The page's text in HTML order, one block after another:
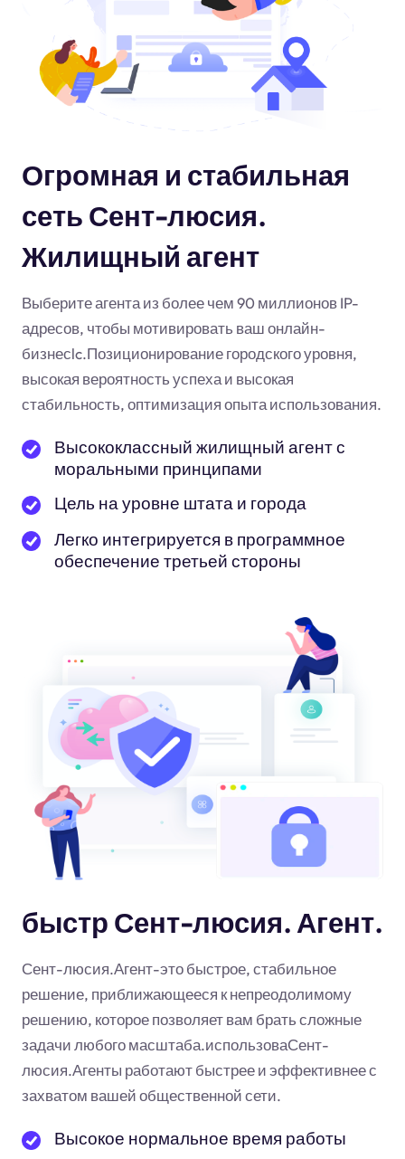
Огромная и стабильная
сеть Сент-люсия.
Жилищный агент
Выберите агента из более чем 90 миллионов IP-
адресов, чтобы мотивировать ваш онлайн-
бизнесlc.Позиционирование городского уровня,
высокая вероятность успеха и высокая
стабильность, оптимизация опыта использования.
Высококлассный жилищный агент с
моральными принципами
Цель на уровне штата и города
Легко интегрируется в программное
обеспечение третьей стороны
быстр Сент-люсия. Агент.
Сент-люсия.Агент-это быстрое, стабильное
решение, приближающееся к непреодолимому
решению, которое позволяет вам брать сложные
задачи любого масштаба.использоваСент-
люсия.Агенты работают быстрее и эффективнее с
захватом вашей общественной сети.
Высокое нормальное время работы